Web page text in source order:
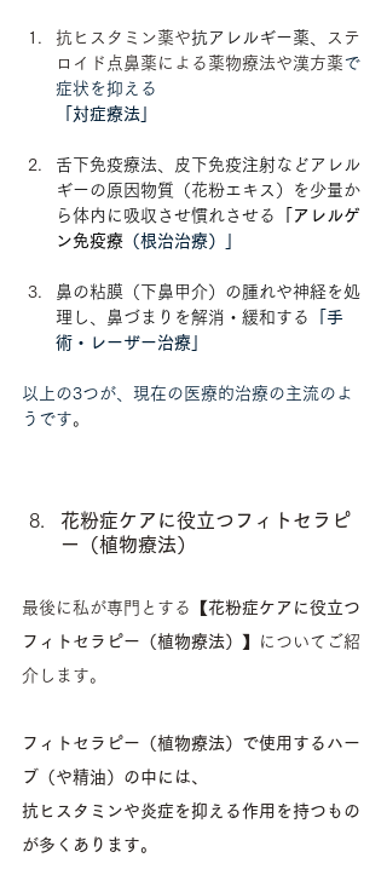
抗ヒスタミン薬や抗アレルギー薬、
ステ
ロイド点鼻薬による薬物療法や漢方薬で
症状を抑える
「対症療法」
舌下免疫療法、皮下免疫注射などアレル
ギーの原因物質（花粉エキス）を少量か
ら体内に吸収させ慣れさせる
「アレルゲ
ン免疫療 （根治治療）」
鼻の粘膜（下鼻甲介）の腫れや神経を処
理し、鼻づまりを解消・緩和する
「手
術・レーザー治療」
以上の3つが、現在の医療的治療の主流のよ
うです。
花粉症ケアに役立つフィトセラピ
ー（植物療法）
最後に私が専門とする
【花粉症ケアに役立つ
フィトセラピー（植物療法）】
についてご紹
介します。
フィトセラピー（植物療法）で使用するハー
ブ（や精油）の中には、
抗ヒスタミンや炎症を抑える作用を持つもの
が多くあります。